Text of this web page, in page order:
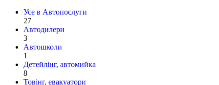
Усе в Автопослуги
27
Автодилери
3
Автошколи
1
Детейлінг, автомийка
8
Товінг, евакуатори